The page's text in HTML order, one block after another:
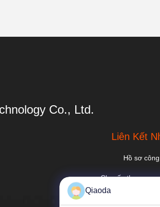
Co., Ltd.
Liên Kết
Hồ sơ
Chuyến tham
Qiaoda